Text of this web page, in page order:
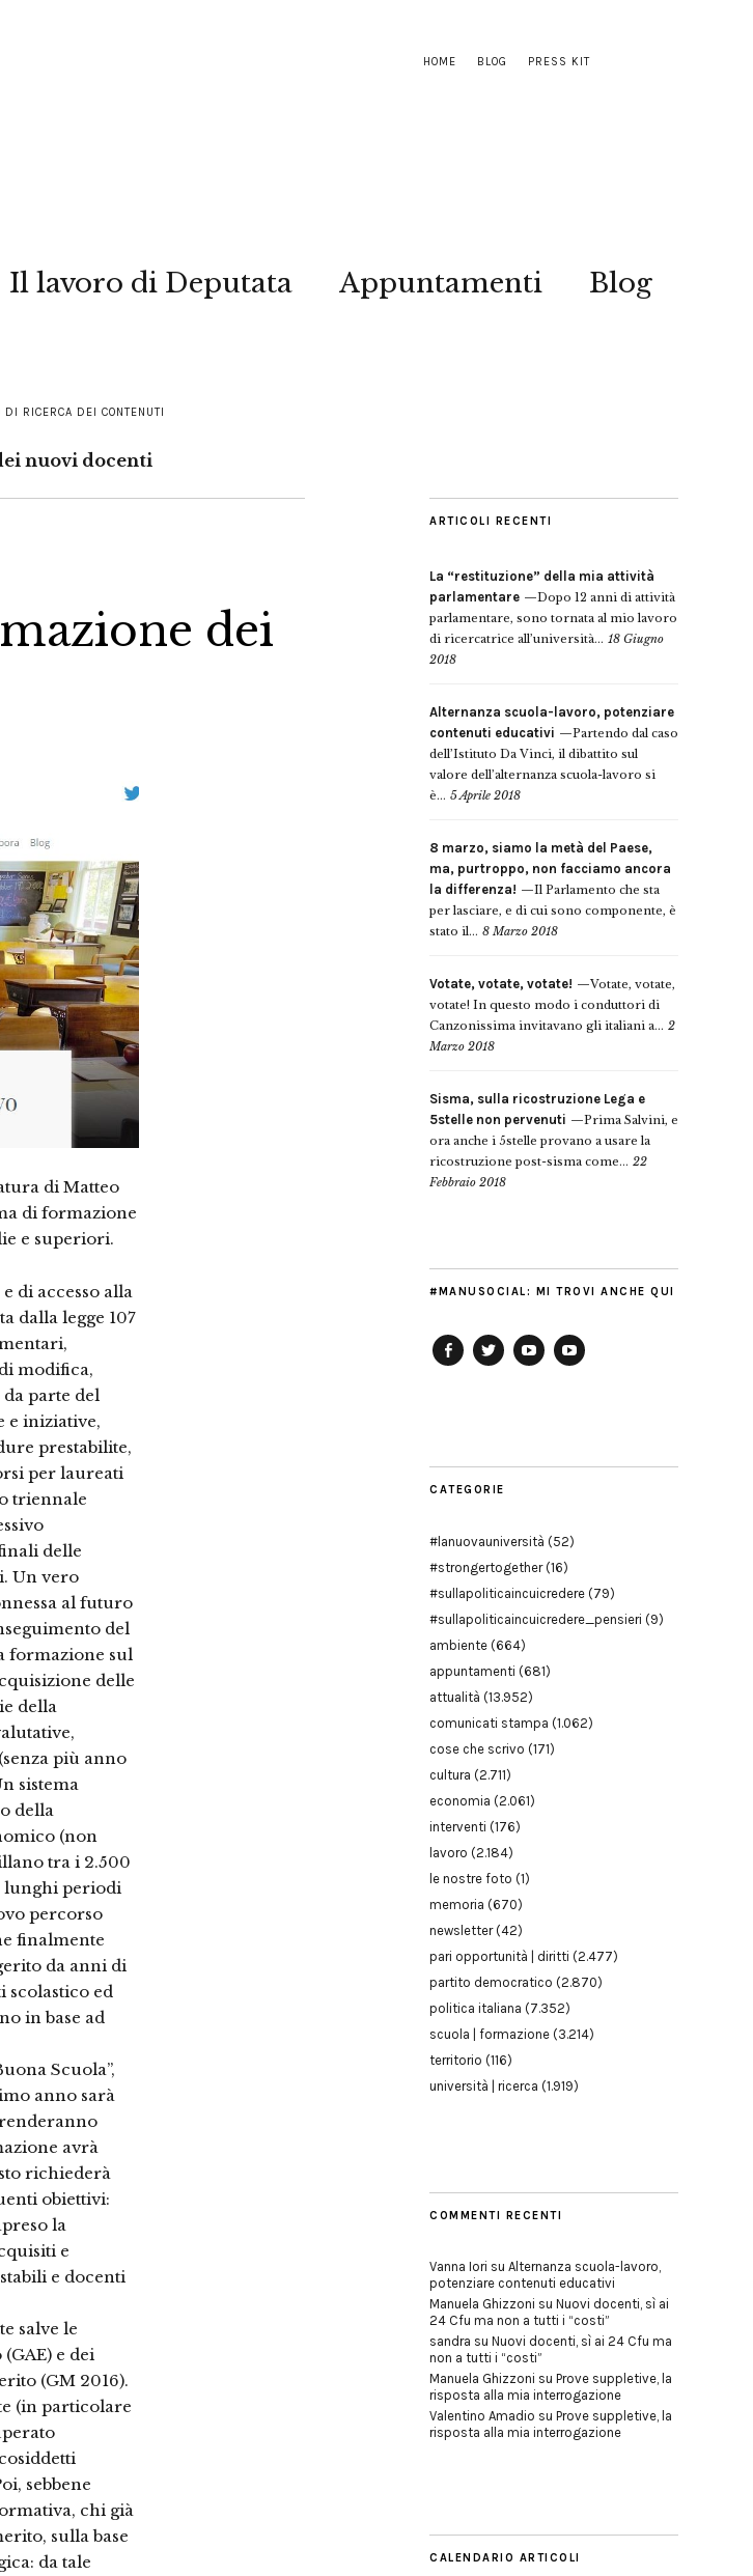
HOME BLOG PRESS KIT
Il lavoro di Deputata Appuntamenti Blog
DI RICERCA DEI CONTENUTI
nuovi docenti
dei
di Matteo
di formazione
e superiori.
di accesso alla
dalla legge 107
modifica,
parte del
e iniziative,
prestabilite,
per laureati
triennale
delle
Un vero
al futuro
del
formazione sul
delle
della
più anno
sistema
della
(non
tra i 2.500
lunghi periodi
percorso
finalmente
da anni di
scolastico ed
in base ad
Scuola”,
anno sarà
avrà
richiederà
obiettivi:
la
e
e docenti
salve le
e dei
(GM 2016).
(in particolare
sebbene
chi già
sulla base
da tale
ARTICOLI RECENTI
La “restituzione” della mia attività
parlamentare
Dopo 12 anni di attività
parlamentare, sono tornata al mio lavoro
di ricercatrice all’università... 18 Giugno
2018
Alternanza scuola-lavoro, potenziare
contenuti educativi
Partendo dal caso
dell’Istituto Da Vinci, il dibattito sul
valore dell’alternanza scuola-lavoro si
è... 5 Aprile 2018
8 marzo, siamo la metà del Paese,
ma, purtroppo, non facciamo ancora
la differenza!
Il Parlamento che sta
per lasciare, e di cui sono componente, è
stato il... 8 Marzo 2018
Votate, votate, votate!
Votate, votate,
votate! In questo modo i conduttori di
Canzonissima invitavano gli italiani a... 2
Marzo 2018
Sisma, sulla ricostruzione Lega e
5stelle non pervenuti
Prima Salvini, e
ora anche i 5stelle provano a usare la
ricostruzione post-sisma come... 22
Febbraio 2018
#MANUSOCIAL: MI TROVI ANCHE QUI
CATEGORIE
#lanuovauniversità (52)
#strongertogether(16)
#sullapoliticaincuicredere (79)
#sullapoliticaincuicredere_pensieri (9)
ambiente (664)
appuntamenti (681)
attualità (13.952)
comunicati stampa (1.062)
cose che scrivo (171)
cultura (2.711)
economia (2.061)
interventi (176)
lavoro (2.184)
le nostre foto (1)
memoria (670)
newsletter(42)
pari opportunità | diritti (2.477)
partito democratico (2.870)
politica italiana (7.352)
scuola | formazione (3.214)
territorio (116)
università | ricerca (1.919)
COMMENTI RECENTI
Vanna Iori su Alternanza scuola-lavoro,
potenziare contenuti educativi
Manuela Ghizzoni su Nuovi docenti, sì ai
24 Cfu ma non a tutti i “costi”
sandra su Nuovi docenti, sì ai 24 Cfu ma
non a tutti i “costi”
Manuela Ghizzoni su Prove suppletive, la
risposta alla mia interrogazione
Valentino Amadio su Prove suppletive, la
risposta alla mia interrogazione
CALENDARIO ARTICOLI